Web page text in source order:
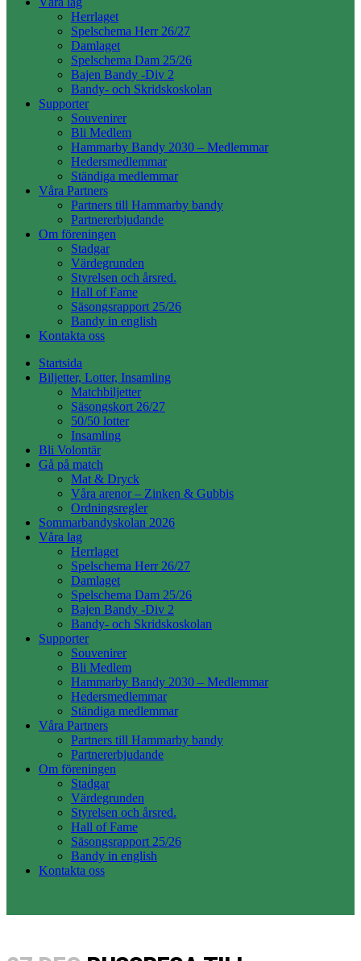
Herrlaget
Spelschema Herr 26/27
Damlaget
Spelschema Dam 25/26
Bajen Bandy -Div 2
Bandy- och Skridskoskolan
Supporter
Souvenirer
Bli Medlem
Hammarby Bandy 2030 – Medlemmar
Hedersmedlemmar
Ständiga medlemmar
Våra Partners
Partners till Hammarby bandy
Partnererbjudande
Om föreningen
Stadgar
Värdegrunden
Styrelsen och årsred.
Hall of Fame
Säsongsrapport 25/26
Bandy in english
Kontakta oss
Startsida
Biljetter, Lotter, Insamling
Matchbiljetter
Säsongskort 26/27
50/50 lotter
Insamling
Bli Volontär
Gå på match
Mat & Dryck
Våra arenor – Zinken & Gubbis
Ordningsregler
Sommarbandyskolan 2026
Våra lag
Herrlaget
Spelschema Herr 26/27
Damlaget
Spelschema Dam 25/26
Bajen Bandy -Div 2
Bandy- och Skridskoskolan
Supporter
Souvenirer
Bli Medlem
Hammarby Bandy 2030 – Medlemmar
Hedersmedlemmar
Ständiga medlemmar
Våra Partners
Partners till Hammarby bandy
Partnererbjudande
Om föreningen
Stadgar
Värdegrunden
Styrelsen och årsred.
Hall of Fame
Säsongsrapport 25/26
Bandy in english
Kontakta oss